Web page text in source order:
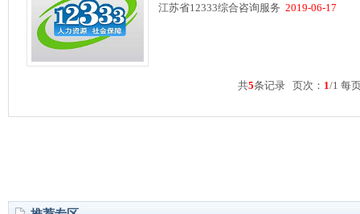
江苏省12333综合咨询服务 2019-06-17
共5条记录 页次： 1/1 每